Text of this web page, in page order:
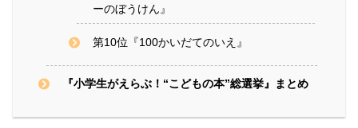
ーのぼうけん』
第10位『100かいだてのいえ』
『小学生がえらぶ！“こどもの本”総選挙』まとめ